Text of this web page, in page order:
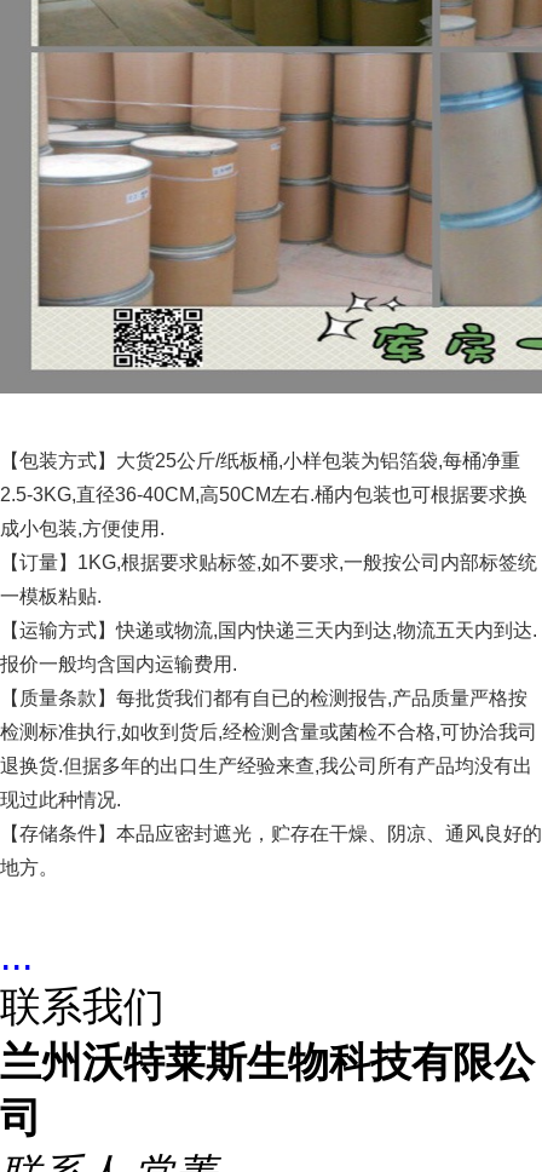
【包装方式】大货25公斤/纸板桶,小样包装为铝箔袋,每桶净重
2.5-3KG,直径36-40CM,高50CM左右.桶内包装也可根据要求换
成小包装,方便使用.
【订量】1KG,根据要求贴标签,如不要求,一般按公司内部标签统
一模板粘贴.
【运输方式】快递或物流,国内快递三天内到达,物流五天内到达.
报价一般均含国内运输费用.
【质量条款】每批货我们都有自已的检测报告,产品质量严格按
检测标准执行,如收到货后,经检测含量或菌检不合格,可协洽我司
退换货.但据多年的出口生产经验来查,我公司所有产品均没有出
现过此种情况.
【存储条件】本品应密封遮光，贮存在干燥、阴凉、通风良好的
地方。
...
联系我们
兰州沃特莱斯生物科技有限公
司